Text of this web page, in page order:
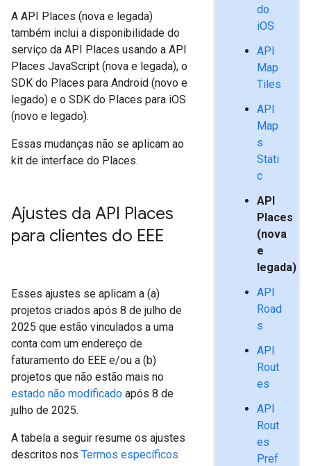
do
iOS
API
Map
Tiles
API
Map
s
Stati
c
API
Places
(nova
e
legada)
API
Road
s
API
Rout
es
API
Rout
es
Pref
A API Places (nova e legada)
também inclui a disponibilidade do
serviço da API Places usando a API
Places JavaScript (nova e legada), o
SDK do Places para Android (novo e
legado) e o SDK do Places para iOS
(novo e legado).
Essas mudanças não se aplicam ao
kit de interface do Places.
Ajustes da API Places
para clientes do EEE
Esses ajustes se aplicam a (a)
projetos criados após 8 de julho de
2025 que estão vinculados a uma
conta com um endereço de
faturamento do EEE e/ou a (b)
projetos que não estão mais no
estado não modificado após 8 de
julho de 2025.
A tabela a seguir resume os ajustes
descritos nos Termos específicos